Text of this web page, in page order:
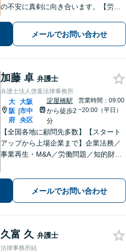
の不安に真剣に向き合います。【労働
渉はすべてお任せください。【刑事事
件】解決実績豊富。電話は23時まで対
メールでお問い合わせ
加藤 卓 弁護士
弁護士法人啓葉法律事務所
大
阪
府
|
大阪
市中
央区
淀屋橋駅
から徒歩2
分
営業時間：09:00
~20:00（平日）
【全国各地に顧問先多数】【スタート
アップから上場企業まで】企業法務／
事業再生・M&A／労働問題／知的財産
業の成長をご支援します。【省庁出向
経験あり】
メールでお問い合わせ
久富 久 弁護士
法律事務所結